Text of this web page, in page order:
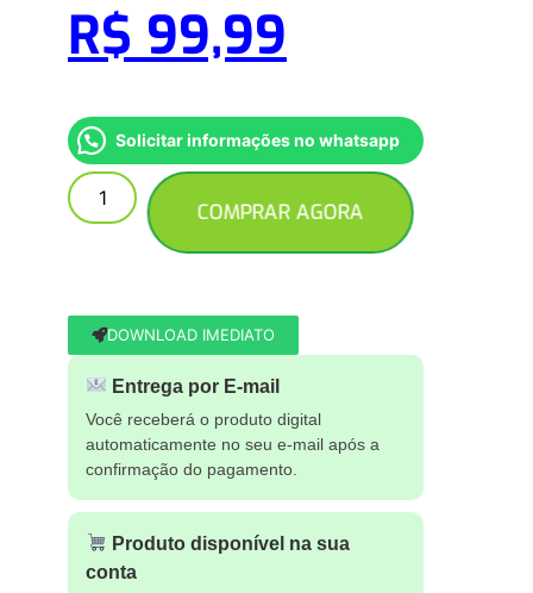
R$ 99,99
Solicitar informações no whatsapp
COMPRAR AGORA
DOWNLOAD IMEDIATO
Entrega por E-mail
Você receberá o produto digital
automaticamente no seu e-mail após a
confirmação do pagamento.
Produto disponível na sua
conta